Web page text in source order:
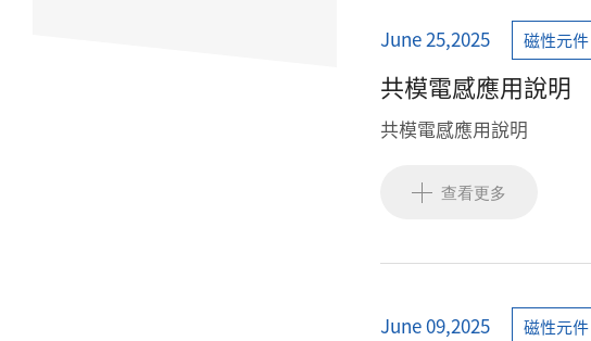
June 25,2025 磁性元件
共模電感應用說明
共模電感應用說明
查看更多
June 09,2025 磁性元件